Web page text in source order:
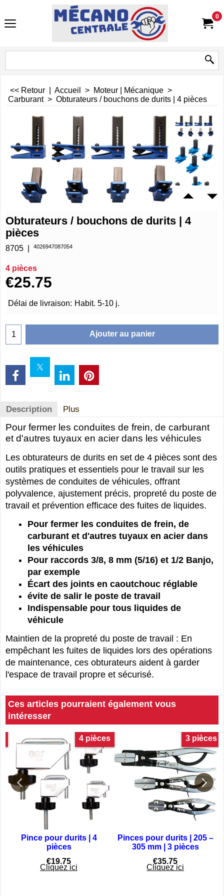
0
<< Retour Accueil > Moteur | Mécanique >
Carburant> Obturateurs / bouchons de durits | 4 pièces
Obturateurs / bouchons de durits | 4
pièces
8705 4026947087054
4 pièces
€25.75
Délai de livraison: Habit. 5-10 j.
Ajouter au panier
Description Plus
Pour fermer les conduites de frein, de carburant
et d'autres tuyaux en acier dans les véhicules
Les obturateurs de durits en set de 4 pièces sont des
outils pratiques et essentiels pour le travail sur les
systèmes de conduites de véhicules, offrant
polyvalence, ajustement précis, propreté du poste de
travail et prévention efficace des fuites de liquides.
Pour fermer les conduites de frein, de
carburant et d'autres tuyaux en acier dans
les véhicules
Pour raccords 3/8, 8 mm (5/16) et 1/2 Banjo,
par exemple
Écart des joints en caoutchouc réglable
évite de salir le poste de travail
Indispensable pour tous liquides de
véhicule
Maintien de la propreté du poste de travail : En
empêchant les fuites de liquides lors des opérations
de maintenance, ces obturateurs aident à garder
l'espace de travail propre et sécurisé.
Ces articles pourraient également vous
intéresser
4 pièces
Pince pour durits | 4
pièces
€19.75
Cliquez ici
3 pièces
Pinces pour durits | 205 –
305 mm | 3 pièces
€35.75
Cliquez ici